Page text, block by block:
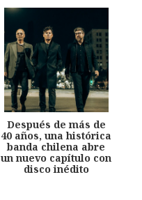
Después de más de
40 años, una histórica
banda chilena abre
un nuevo capítulo con
disco inédito